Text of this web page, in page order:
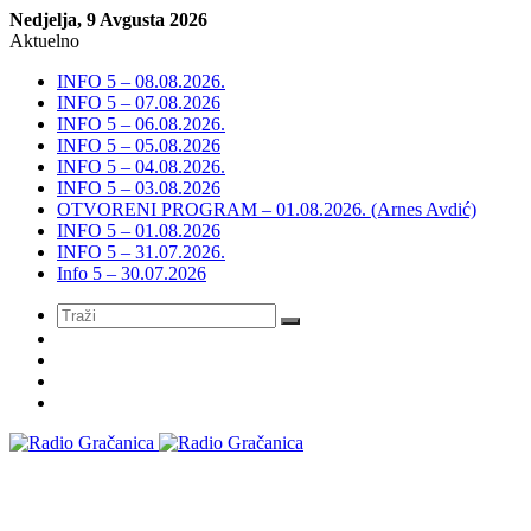
Nedjelja, 9 Avgusta 2026
Aktuelno
INFO 5 – 08.08.2026.
INFO 5 – 07.08.2026
INFO 5 – 06.08.2026.
INFO 5 – 05.08.2026
INFO 5 – 04.08.2026.
INFO 5 – 03.08.2026
OTVORENI PROGRAM – 01.08.2026. (Arnes Avdić)
INFO 5 – 01.08.2026
INFO 5 – 31.07.2026.
Info 5 – 30.07.2026
Meni